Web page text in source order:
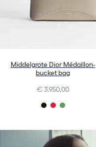
Middelgrote Dior Médaillon-
bucket bag
€ 3.950,00